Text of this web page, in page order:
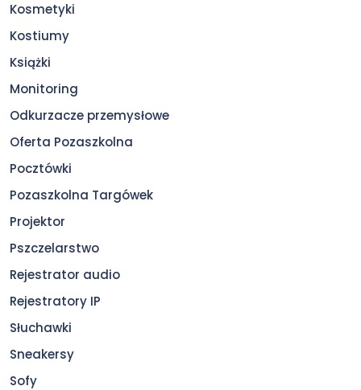
Kosmetyki
Kostiumy
Książki
Monitoring
Odkurzacze przemysłowe
Oferta Pozaszkolna
Pocztówki
Pozaszkolna Targówek
Projektor
Pszczelarstwo
Rejestrator audio
Rejestratory IP
Słuchawki
Sneakersy
Sofy